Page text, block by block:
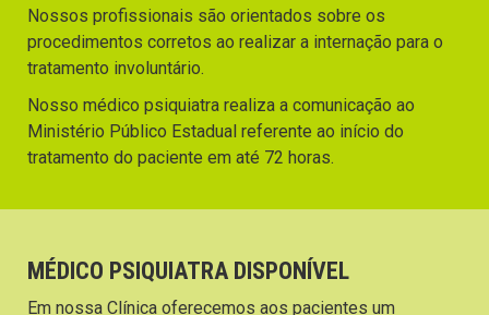
Nossos profissionais são orientados sobre os
procedimentos corretos ao realizar a internação para o
tratamento involuntário.
Nosso médico psiquiatra realiza a comunicação ao
Ministério Público Estadual referente ao início do
tratamento do paciente em até 72 horas.
MÉDICO PSIQUIATRA DISPONÍVEL
Em nossa Clínica oferecemos aos pacientes um